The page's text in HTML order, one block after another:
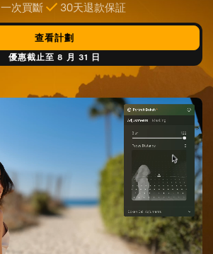
一次買斷 30天退款保証
查看計劃
優惠截止至 8 月 31 日